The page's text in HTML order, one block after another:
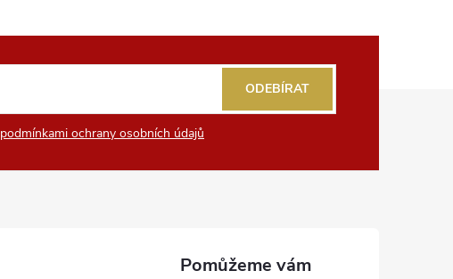
podmínkami ochrany osobních údajů
ODEBÍRAT